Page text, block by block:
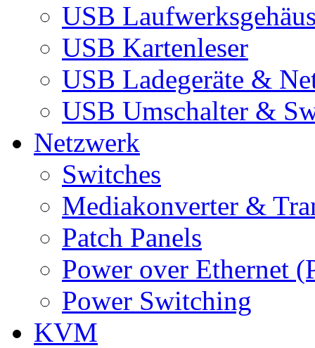
USB
USB Kartenleser
USB Ladegeräte &
USB Umschalter &
Netzwerk
Switches
Mediakonverter &
Patch Panels
Power over Ethernet
Power Switching
KVM